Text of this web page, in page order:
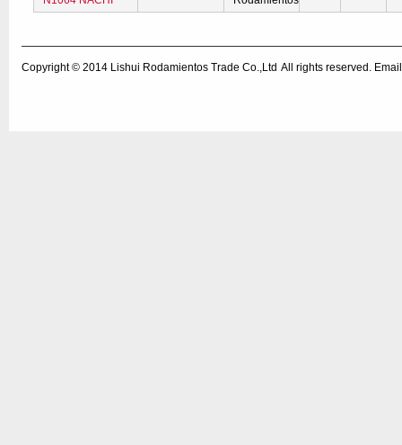
Copyright © 2014 Lishui Rodamientos Trade Co.,Ltd All rights reserved.